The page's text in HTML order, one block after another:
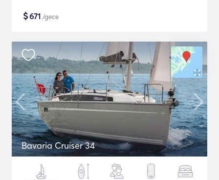
$671 /gece
Bavaria Cruiser 34